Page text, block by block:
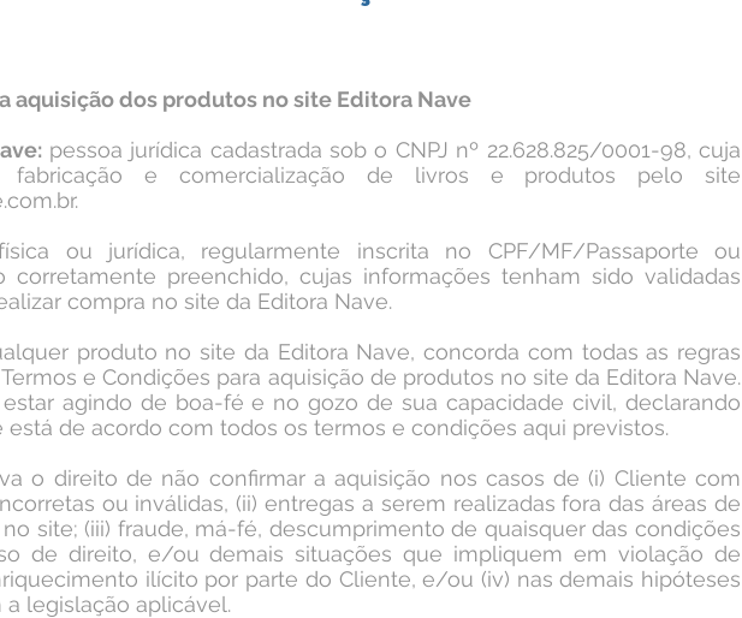
aquisição dos produtos no site Editora Nave
pessoa jurídica cadastrada sob o CNPJ nº 22.628.825/0001-98, cuja
fabricação e comercialização de livros e produtos pelo site
.
ou jurídica, regularmente inscrita no CPF/MF/Passaporte ou
corretamente preenchido, cujas informações tenham sido validadas
compra no site da Editora Nave.
produto no site da Editora Nave, concorda com todas as regras
e Condições para aquisição de produtos no site da Editora Nave.
agindo de boa-fé e no gozo de sua capacidade civil, declarando
de acordo com todos os termos e condições aqui previstos.
o direito de não confirmar a aquisição nos casos de (i) Cliente com
ou inválidas, (ii) entregas a serem realizadas fora das áreas de
site; (iii) fraude, má-fé, descumprimento de quaisquer das condições
de direito, e/ou demais situações que impliquem em violação de
ilícito por parte do Cliente, e/ou (iv) nas demais hipóteses
legislação aplicável.